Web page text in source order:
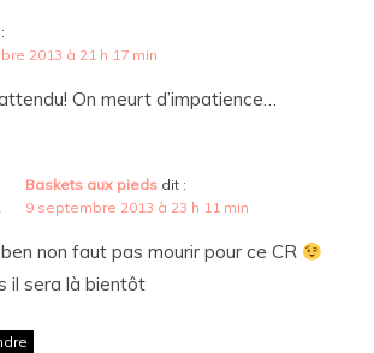
2013 à 21 h 17 min
On meurt d’impatience…
Baskets aux pieds dit :
9 septembre 2013 à 23 h 11 min
non faut pas mourir pour ce CR
il sera là bientôt